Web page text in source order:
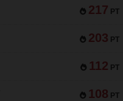
217 PT
203 PT
112 PT
108 PT